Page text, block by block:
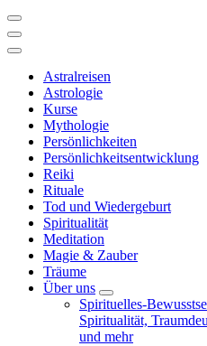
Astralreisen
Astrologie
Kurse
Mythologie
Persönlichkeiten
Persönlichkeitsentwicklung
Reiki
Rituale
Tod und Wiedergeburt
Spiritualität
Meditation
Magie & Zauber
Träume
Über uns
Spirituelles-
Spiritualität,
und mehr